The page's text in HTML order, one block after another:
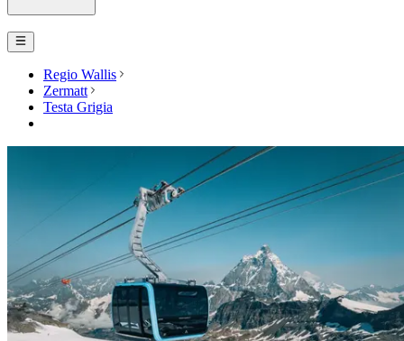
Regio Wallis
Zermatt
Testa Grigia